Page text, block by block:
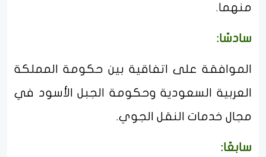
منهما.
سادسًا:
الموافقة على اتفاقية بين حكومة المملكة
العربية السعودية وحكومة الجبل الأسود في
مجال خدمات النقل الجوي.
سابعًا: